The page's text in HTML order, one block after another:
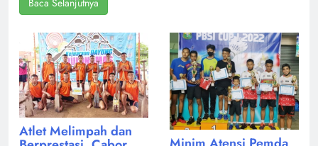
Baca Selanjutnya
Atlet Melimpah dan